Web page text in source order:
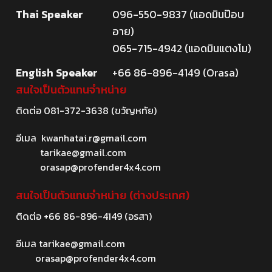
Thai Speaker
096-550-9837 (แอดมินป๊อบ
อาย)
065-715-4942 (แอดมินแตงโม)
English Speaker
+66 86-896-4149 (Orasa)
สนใจเป็นตัวแทนจำหน่าย
ติดต่อ 081-372-3638 (ขวัญหทัย)
อีเมล kwanhatai.r@gmail.com
tarikae@gmail.com
orasap@profender4x4.com
สนใจเป็นตัวแทนจำหน่าย (ต่างประเทศ)
ติดต่อ +66 86-896-4149(อรสา)
อีเมล tarikae@gmail.com
orasap@profender4x4.com